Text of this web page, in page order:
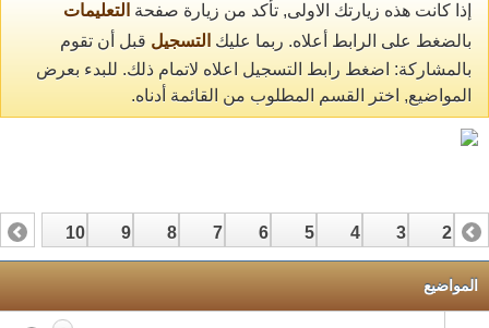
إذا كانت هذه زيارتك الاولى, تأكد من زيارة صفحة التعليمات
بالضغط على الرابط أعلاه. ربما عليك التسجيل قبل أن تقوم
بالمشاركة: اضغط رابط التسجيل اعلاه لاتمام ذلك. للبدء بعرض
المواضيع, اختر القسم المطلوب من القائمة أدناه.
2
3
4
5
6
7
8
9
10
12
المواضيع